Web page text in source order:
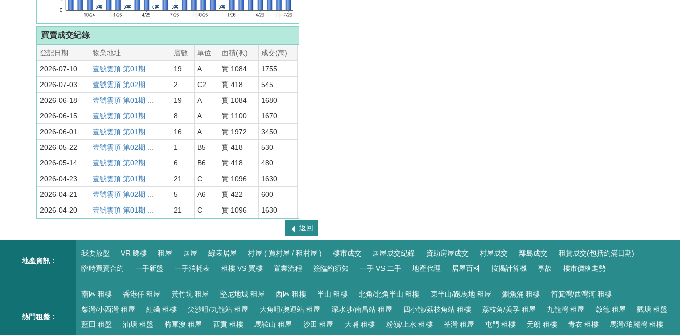
買賣成交紀錄
登記日期 物業地址 層數 單位 面積(呎)
成交(萬)
2026-07-10
壹號雲頂 第01期 ... 19 A 實 1084
1755
2026-07-03
壹號雲頂 第02期 ... 2 C2 實 418
545
2026-06-18
壹號雲頂 第01期 ... 19 A 實 1084
1680
2026-06-15
壹號雲頂 第01期 ... 8 A 實 1100
1670
2026-06-01
壹號雲頂 第01期 ... 16 A 實 1972
3450
2026-05-22
壹號雲頂 第02期 ... 1 B5 實 418
530
2026-05-14
壹號雲頂 第02期 ... 6 B6 實 418
480
2026-04-23
壹號雲頂 第01期 ... 21 C 實 1096
1630
2026-04-21
壹號雲頂 第02期 ... 5 A6 實 422
600
2026-04-20
壹號雲頂 第01期 ... 21 C 實 1096 1630
返回
地產資訊 :
我要放盤 VR 睇樓 租屋 居屋 綠表居屋 村屋 ( 買村屋 / 租村屋 ) 樓市成交 居屋成交紀錄 資助房屋成交 村屋成交 離島成交
租賃成交(包括約滿日期)
臨時買賣合約
一手新盤 一手消耗表 租樓 VS 買樓 置業流程 簽臨約須知 一手 VS 二手 地產代理 居屋百科 按揭計算機 事故 樓市價格走勢
熱門租盤 :
南區 租樓 香港仔 租屋 黃竹坑 租屋 堅尼地城 租屋 西區 租樓 半山 租樓 北角/北角半山 租樓 東半山/跑馬地 租屋 鰂魚涌 租樓
筲箕灣/西灣河 租樓
柴灣/小西灣 租屋
紅磡 租樓 尖沙咀/九龍站 租屋 大角咀/奧運站 租屋 深水埗/南昌站 租屋 四小龍/荔枝角站 租樓 荔枝角/美孚 租屋 九龍灣 租屋 啟德 租屋
觀塘 租盤
藍田 租盤
油塘 租盤 將軍澳 租屋 西貢 租樓 馬鞍山 租屋 沙田 租屋 大埔 租樓 粉嶺/上水 租樓 荃灣 租屋 屯門 租樓 元朗 租樓 青衣 租樓 馬灣/珀麗灣 租樓